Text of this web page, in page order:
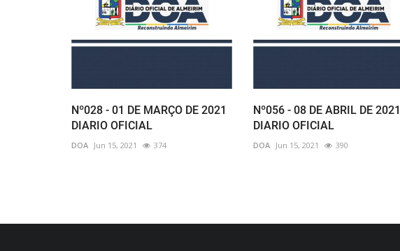
Nº028 - 01 DE MARÇO DE 2021
DIARIO OFICIAL
DOA Jun 15, 2021 374
Nº056 - 08 DE ABRIL DE 2021
DIARIO OFICIAL
DOA Jun 15, 2021 390